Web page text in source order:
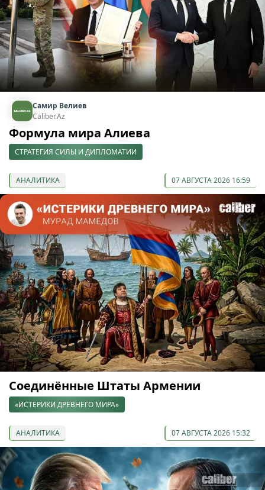
Самир Велиев
Caliber.Az
Формула мира Алиева
СТРАТЕГИЯ СИЛЫ И ДИПЛОМАТИИ
АНАЛИТИКА 07 АВГУСТА 2026 16:59
Соединённые Штаты Армении
«ИСТЕРИКИ ДРЕВНЕГО МИРА»
АНАЛИТИКА 07 АВГУСТА 2026 15:32